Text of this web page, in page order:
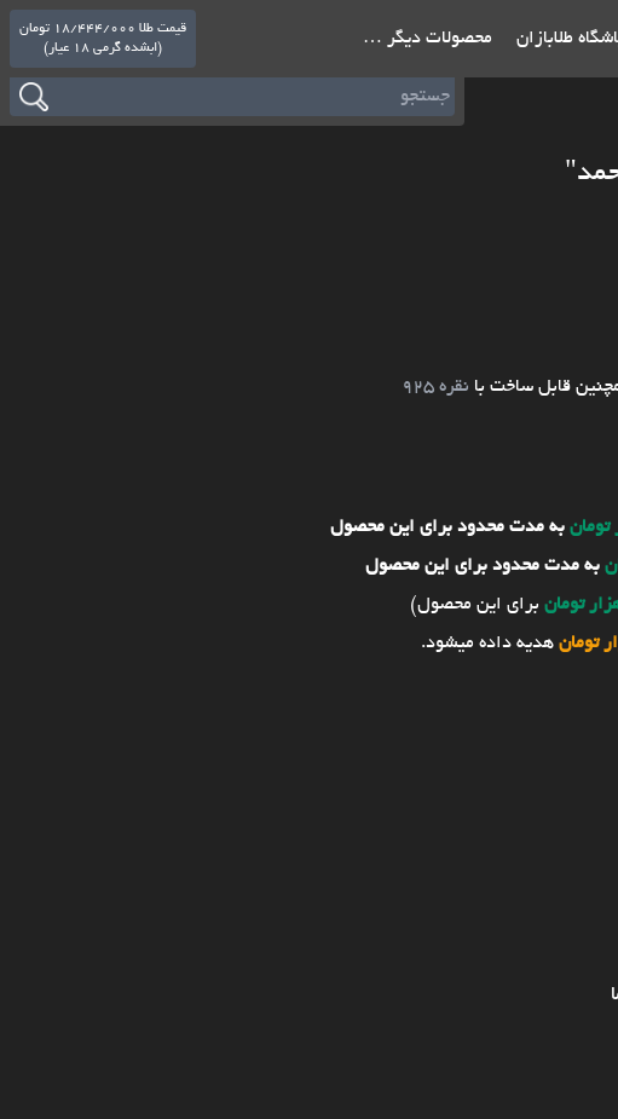
طلابازان محصولات دیگر …
قیمت طلا 18/444/000 تومان
(ابشده گرمی 18 عیار)
قابل ساخت با نقره 925
به مدت محدود برای این محصول
به مدت محدود برای این محصول
برای این محصول)
هدیه داده میشود.